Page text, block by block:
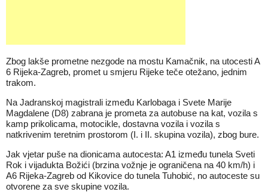
Zbog lakše prometne nezgode na mostu Kamačnik, na utocesti A
6 Rijeka-Zagreb, promet u smjeru Rijeke teče otežano, jednim
trakom.
Na Jadranskoj magistrali između Karlobaga i Svete Marije
Magdalene (D8) zabrana je prometa za autobuse na kat, vozila s
kamp prikolicama, motocikle, dostavna vozila i vozila s
natkrivenim teretnim prostorom (I. i II. skupina vozila), zbog bure.
Jak vjetar puše na dionicama autocesta: A1 između tunela Sveti
Rok i vijadukta Božići (brzina vožnje je ograničena na 40 km/h) i
A6 Rijeka-Zagreb od Kikovice do tunela Tuhobić, no autoceste su
otvorene za sve skupine vozila.